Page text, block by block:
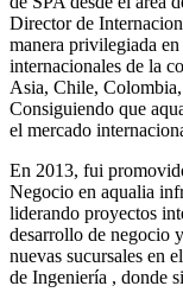
Director de
manera privilegiada
internacionales de la
Asia, Chile,
Consiguiendo que
el mercado
En 2013, fui
Negocio en aqualia
liderando proyectos
desarrollo de negocio
nuevas sucursales en
de Ingeniería , donde